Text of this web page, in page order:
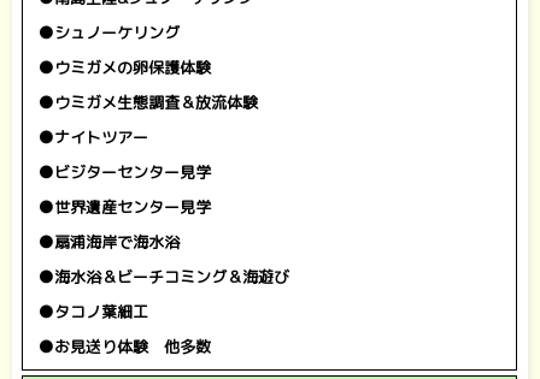
●シュノーケリング
●ウミガメの卵保護体験
●ウミガメ生態調査＆放流体験
●ナイトツアー
●ビジターセンター見学
●世界遺産センター見学
●扇浦海岸で海水浴
●海水浴＆ビーチコミング＆海遊び
●タコノ葉細工
●お見送り体験 他多数